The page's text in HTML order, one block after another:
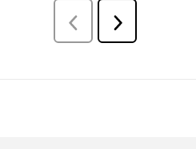
ForrigeAnmeldelser
Næste
Anmeldelser